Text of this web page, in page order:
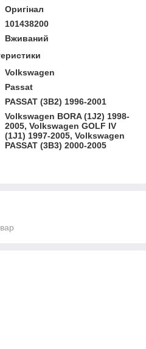
Оригінал
101438200
Вживаний
Volkswagen
Passat
PASSAT (3B2) 1996-2001
Volkswagen BORA (1J2) 1998-
2005, Volkswagen GOLF IV
(1J1) 1997-2005, Volkswagen
PASSAT (3B3) 2000-2005